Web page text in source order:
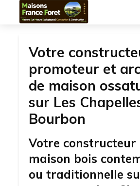
Votre
promoteur et
de maison
sur Les
Bourbon
Votre constructeur
maison bois
ou traditionnelle